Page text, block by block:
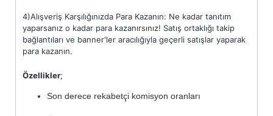
4)Alışveriş Karşılığınızda Para Kazanın: Ne kadar tanıtım
yaparsanız o kadar para kazanırsınız! Satış ortaklığı takip
bağlantıları ve banner'ler aracılığıyla geçerli satışlar yaparak
para kazanın.
Özellikler;
Son derece rekabetçi komisyon oranları